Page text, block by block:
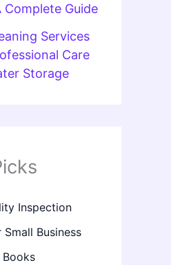
Complete Guide
Services
Care
Storage
Inspection
Business
Books